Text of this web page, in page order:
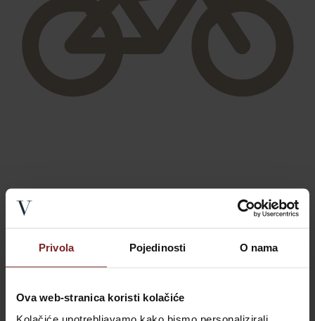
Privola Pojedinosti O nama
Ova web-stranica koristi kolačiće